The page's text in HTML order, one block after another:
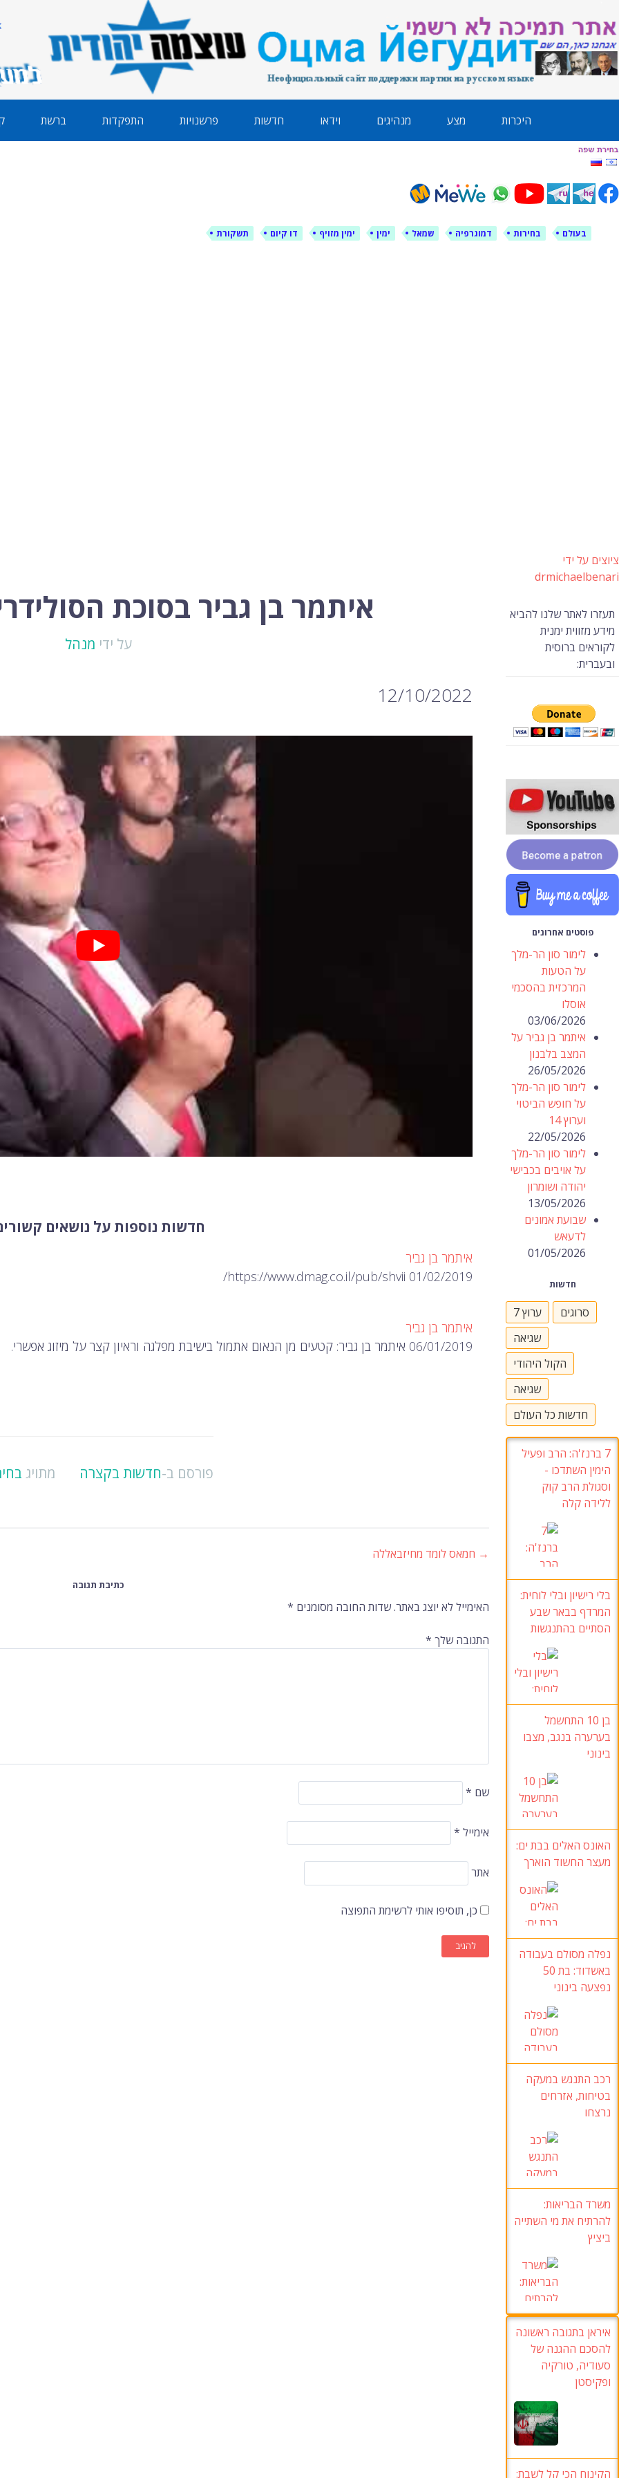
לימין עוצמה יהודית
היכרות מצע מנהיגים וידאו חדשות פרשנויות התפקדות ברשת
בעולם בחירות דמוגרפיה שמאל ימין ימין מזויף דו קיום תשקורת
איתמר בן גביר בסוכת
על ידי מנהל
12/10/2022
חדשות נוספות על נושאים
איתמר בן גביר
01/02/2019 https://www.dmag.co.il/pub/shvii/
איתמר בן גביר
06/01/2019 איתמר בן גביר: קטעים מן הנאום אתמול בישיבת מפלגה וראיון קצר על מיזוג אפשרי.
פורסם ב-חדשות בקצרה מתויג
ניווט
ברשומות
→ חמאס לומד מחיזבאללה
כתיבת תגובה
האימייל לא יוצג באתר.שדות החובה מסומנים *
התגובה שלך *
שם *
אימייל *
אתר
כן, תוסיפו אותי לרשימת התפוצה
ציוצים על ידי
drmichaelbenari
תעזרו לאתר שלנו להביא
מידע מזווית ימנית
לקוראים ברוסית
ובעברית:
פוסטים אחרונים
לימור סון הר-מלך
על הטעות
המרכזית בהסכמי
אוסלו
03/06/2026
איתמר בן גביר על
המצב בלבנון
26/05/2026
לימור סון הר-מלך
על חופש הביטוי
וערוץ 14
22/05/2026
לימור סון הר-מלך
על אויבים בכבישי
יהודה ושומרון
13/05/2026
שבועת אמונים
לדעאש
01/05/2026
חדשות
ערוץ 7
סרוגים
שגיאה
הקול היהודי
שגיאה
חדשות כל העולם
7 ברנז'ה: הרב ופעיל
הימין השתדכו -
וסגולת הרב קוק
ללידה קלה
בלי רישיון ובלי לוחית:
המרדף בבאר שבע
הסתיים בהתנגשות
בן 10
התחשמל
בערערה בנגב, מצבו
בינוני
האונס האלים בבת ים:
מעצר החשוד הוארך
נפלה מסולם בעבודה
באשדוד
: בת 50
נפצעה בינוני
רכב התנגש במעקה
בטיחות, אזרחים
נרצחו
משרד הבריאות:
להרתיח את מי השתייה
ביציץ
איראן בתגובה ראשונה
להסכם ההגנה של
סעודיה, טורקיה
ופקיסטן
הקינוח הכי קל לשבת: